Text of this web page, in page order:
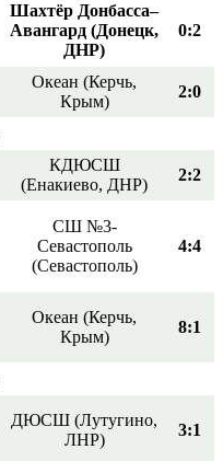
Шахтёр Донбасса–
Авангард (Донецк,
ДНР)
0:2
Океан (Керчь,
Крым)
2:0
КДЮСШ
(Енакиево, ДНР)
2:2
СШ №3-
Севастополь
(Севастополь)
4:4
Океан (Керчь,
Крым)
8:1
ДЮСШ (Лутугино,
ЛНР)
3:1